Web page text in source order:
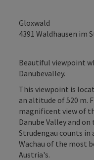
Gloxwald
4391 Waldhausen im
Beautiful viewpoint
Danubevalley.
This viewpoint is
an altitude of 520 m.
magnificent view of
Danube Valley and
Strudengau counts
Wachau of the most
Austria's.